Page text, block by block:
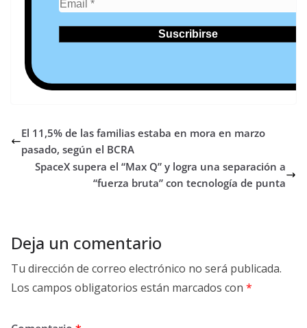
El 11,5% de las familias estaba en mora en marzo
pasado, según el BCRA
SpaceX supera el “Max Q” y logra una separación a
“fuerza bruta” con tecnología de punta
Deja un comentario
Tu dirección de correo electrónico no será publicada.
Los campos obligatorios están marcados con *